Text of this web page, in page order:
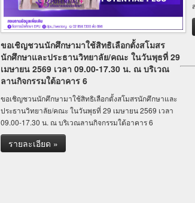
ขอเชิญชวนนักศึกษามาใช้สิทธิเลือกตั้งสโมสร
นักศึกษาและประธานวิทยาลัย/คณะ ในวันพุธที่ 29
เมษายน 2569 เวลา 09.00-17.30 น. ณ บริเวณ
ลานกิจกรรมใต้อาคาร 6
ขอเชิญชวนนักศึกษามาใช้สิทธิเลือกตั้งสโมสรนักศึกษาและ
ประธานวิทยาลัย/คณะ ในวันพุธที่ 29 เมษายน 2569 เวลา
09.00-17.30 น. ณ บริเวณลานกิจกรรมใต้อาคาร 6
รายละเอียด »